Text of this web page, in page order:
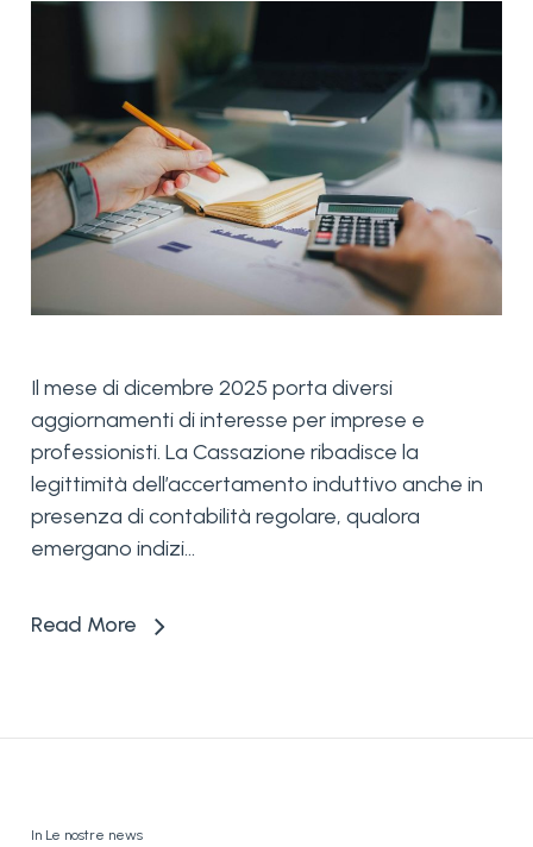
Il mese di dicembre 2025 porta diversi
aggiornamenti di interesse per imprese e
professionisti. La Cassazione ribadisce la
legittimità dell’accertamento induttivo anche in
presenza di contabilità regolare, qualora
emergano indizi...
Read More
In Le nostre news